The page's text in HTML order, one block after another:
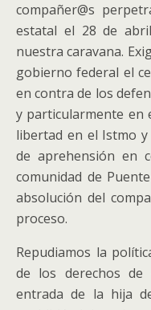
compañer@s
estatal el 28 de
nuestra caravana.
gobierno federal el
en contra de los
y particularmente en
libertad en el Istmo
de aprehensión en
comunidad de
absolución del
proceso.
Repudiamos la
de los derechos
entrada de la hija